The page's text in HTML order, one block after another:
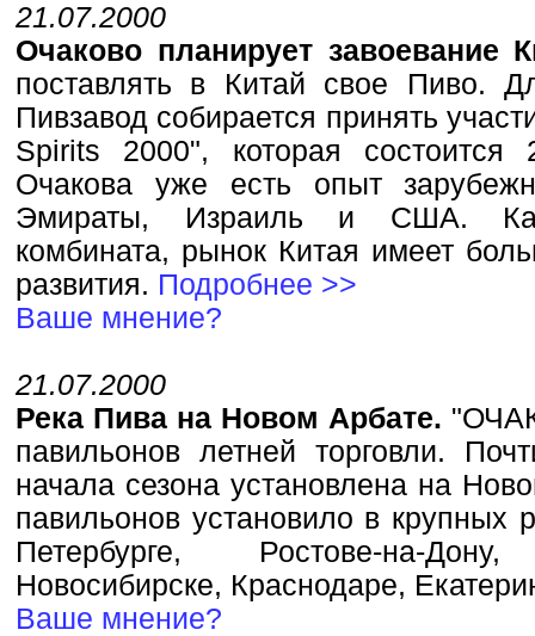
21.07.2000
Очаково планирует завоевание
поставлять в Китай свое Пиво.
Пивзавод собирается принять
Spirits 2000", которая
Очакова уже есть опыт
Эмираты, Израиль и США. Как
комбината, рынок Китая имеет
развития. Подробнее >>
Ваше мнение?
21.07.2000
Река Пива на Новом Арбате.
павильонов летней торговли.
начала сезона установлена на
павильонов установило в крупных
Петербурге, Ростове-на-
Новосибирске, Краснодаре,
Ваше мнение?